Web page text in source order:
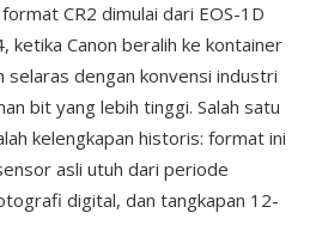
CR2 dimulai dari EOS-1D
ketika Canon beralih ke kontainer
selaras dengan konvensi industri
bit yang lebih tinggi. Salah satu
kelengkapan historis: format ini
asli utuh dari periode
digital, dan tangkapan 12-